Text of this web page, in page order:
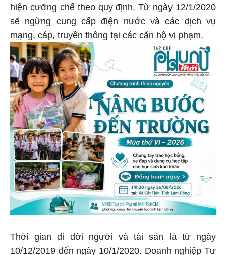
hiện cưỡng chế theo quy định. Từ ngày 12/1/2020
sẽ ngừng cung cấp điện nước và các dịch vụ
mạng, cáp, truyền thông tại các căn hộ vi phạm.
Thời gian di dời người và tài sản là từ ngày
10/12/2019 đến ngày 10/1/2020. Doanh nghiệp Tư